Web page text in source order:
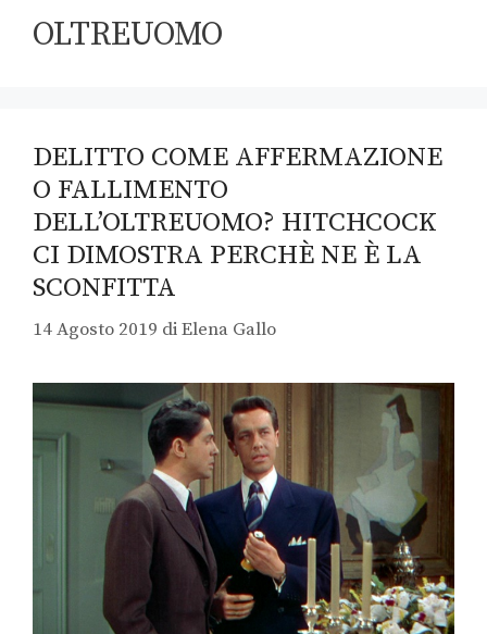
OLTREUOMO
DELITTO COME AFFERMAZIONE
O FALLIMENTO
DELL’OLTREUOMO? HITCHCOCK
CI DIMOSTRA PERCHÈ NE È LA
SCONFITTA
14 Agosto 2019 diElena Gallo